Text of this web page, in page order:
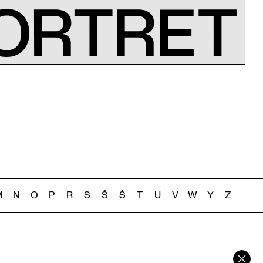
N O P R S Š Ś T U V W Y Z